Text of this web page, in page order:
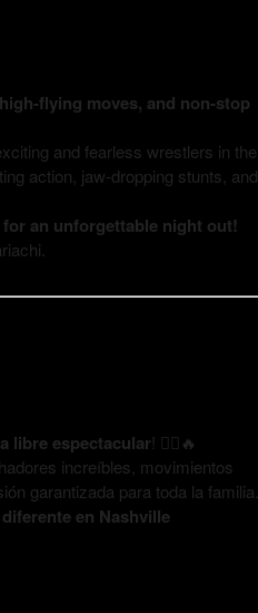
flying moves, and non-stop
and fearless wrestlers in the
action, jaw-dropping stunts, and
an unforgettable night out!
libre espectacular ! 🤼‍♂️🔥
increíbles, movimientos
garantizada para toda la familia.
en Nashville